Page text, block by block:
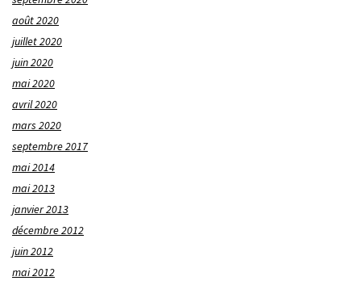
août 2020
juillet 2020
juin 2020
mai 2020
avril 2020
mars 2020
septembre 2017
mai 2014
mai 2013
janvier 2013
décembre 2012
juin 2012
mai 2012